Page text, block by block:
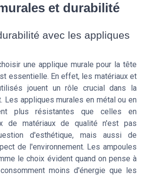
et durabilité
avec les appliques
une applique murale pour la tête
essentielle. En effet, les matériaux et
jouent un rôle crucial dans la
Les appliques murales en métal ou en
plus résistantes que celles en
de matériaux de qualité n'est pas
d'esthétique, mais aussi de
de l'environnement. Les ampoules
le choix évident quand on pense à
moins d'énergie que les